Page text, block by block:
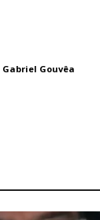
Gabriel Gouvêa